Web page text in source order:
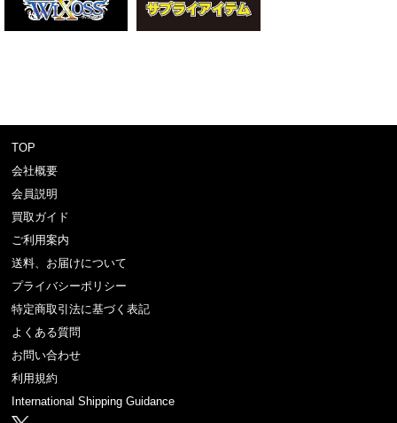
TOP
会社概要
会員説明
買取ガイド
ご利用案内
送料、お届けについて
プライバシーポリシー
特定商取引法に基づく表記
よくある質問
お問い合わせ
利用規約
International Shipping Guidance